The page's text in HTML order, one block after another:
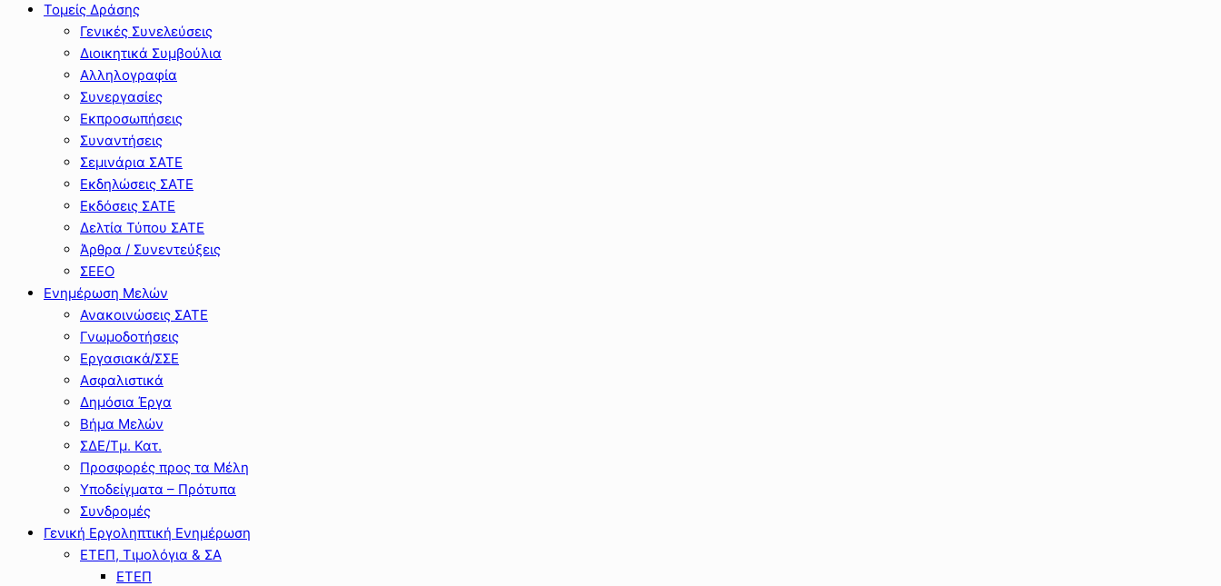
Τομείς Δράσης
Γενικές Συνελεύσεις
Διοικητικά Συμβούλια
Αλληλογραφία
Συνεργασίες
Εκπροσωπήσεις
Συναντήσεις
Σεμινάρια ΣΑΤΕ
Εκδηλώσεις ΣΑΤΕ
Εκδόσεις ΣΑΤΕ
Δελτία Τύπου ΣΑΤΕ
Άρθρα / Συνεντεύξεις
ΣΕΕΟ
Ενημέρωση Μελών
Ανακοινώσεις ΣΑΤΕ
Γνωμοδοτήσεις
Εργασιακά/ΣΣΕ
Ασφαλιστικά
Δημόσια Έργα
Βήμα Μελών
ΣΔΕ/Τμ. Κατ.
Προσφορές προς τα Μέλη
Υποδείγματα – Πρότυπα
Συνδρομές
Γενική Εργοληπτική Ενημέρωση
ΕΤΕΠ, Τιμολόγια & ΣΑ
ΕΤΕΠ